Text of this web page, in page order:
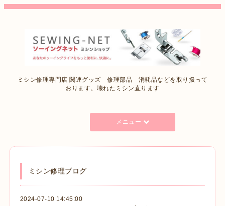
ミシン修理専門店 関連グッズ 修理部品 消耗品などを取り扱って
おります。壊れたミシン直ります
メニュー
ミシン修理ブログ
2024-07-10 14:45:00